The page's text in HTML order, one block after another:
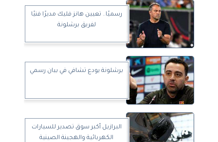
رسميًا.. تعيين هانز فليك مديرًا فنيًا
لفريق برشلونة
برشلونة يودع تشافي في بيان رسمي
البرازيل أكبر سوق تصدير للسيارات
الكهربائية والهجينة الصينية